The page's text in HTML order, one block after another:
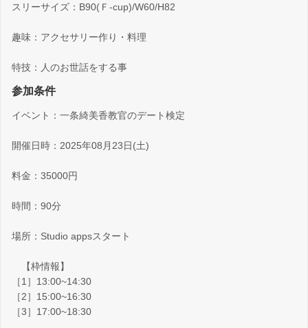
スリーサイズ：B90(Ｆ-cup)/W60/H82
趣味：アクセサリー作り・料理
特技：人のお世話をする事
参加条件
イベント：一条綺美香教官のデート検定
開催日時：2025年08月23日(土)
料金：35000円
時間：90分
場所：Studio appsスタート
【枠情報】
［1］13:00~14:30
［2］15:00~16:30
［3］17:00~18:30